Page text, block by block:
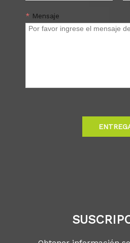
* Mensaje